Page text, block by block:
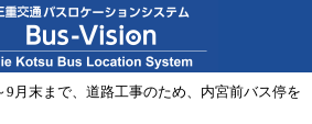
9月末まで、道路工事のため、内宮前バス停を